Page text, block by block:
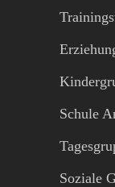
Schule
Soziale